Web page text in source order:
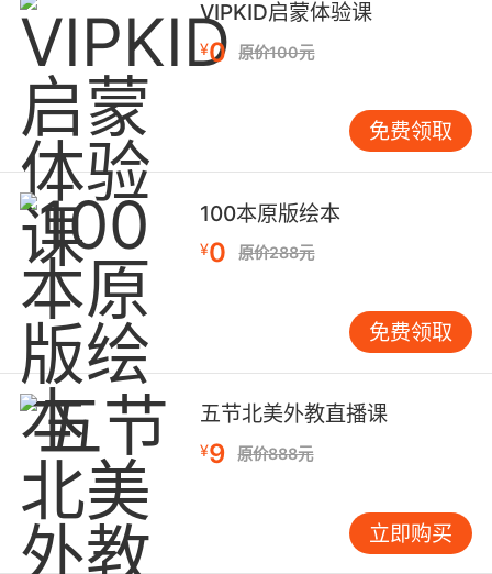
到正常的教育 所以他进退两难
VIPKID启蒙体验课
¥0 原价100元
免费领取
100本原版绘本
¥0 原价288元
免费领取
五节北美外教直播课
¥9 原价888元
立即购买